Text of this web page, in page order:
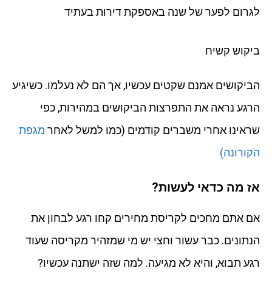
לגרום לפער של שנה באספקת דירות בעתיד
ביקוש קשיח
הביקושים אמנם שקטים עכשיו, אך הם לא נעלמו. כשיגיע
הרגע נראה את התפרצות הביקושים במהירות, כפי
שראינו אחרי משברים קודמים (כמו למשל לאחר מגפת
הקורונה)
אז מה כדאי לעשות?
אם אתם מחכים לקריסת מחירים קחו רגע לבחון את
הנתונים. כבר עשור וחצי יש מי שמזהיר מקריסה שעוד
רגע תבוא, והיא לא מגיעה. למה שזה ישתנה עכשיו?